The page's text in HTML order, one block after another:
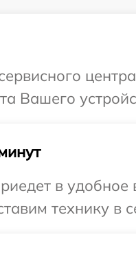
Вашего
в
технику в